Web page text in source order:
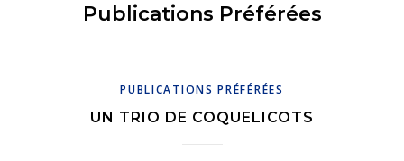
Publications Préférées
PUBLICATIONS PRÉFÉRÉES
UN TRIO DE COQUELICOTS